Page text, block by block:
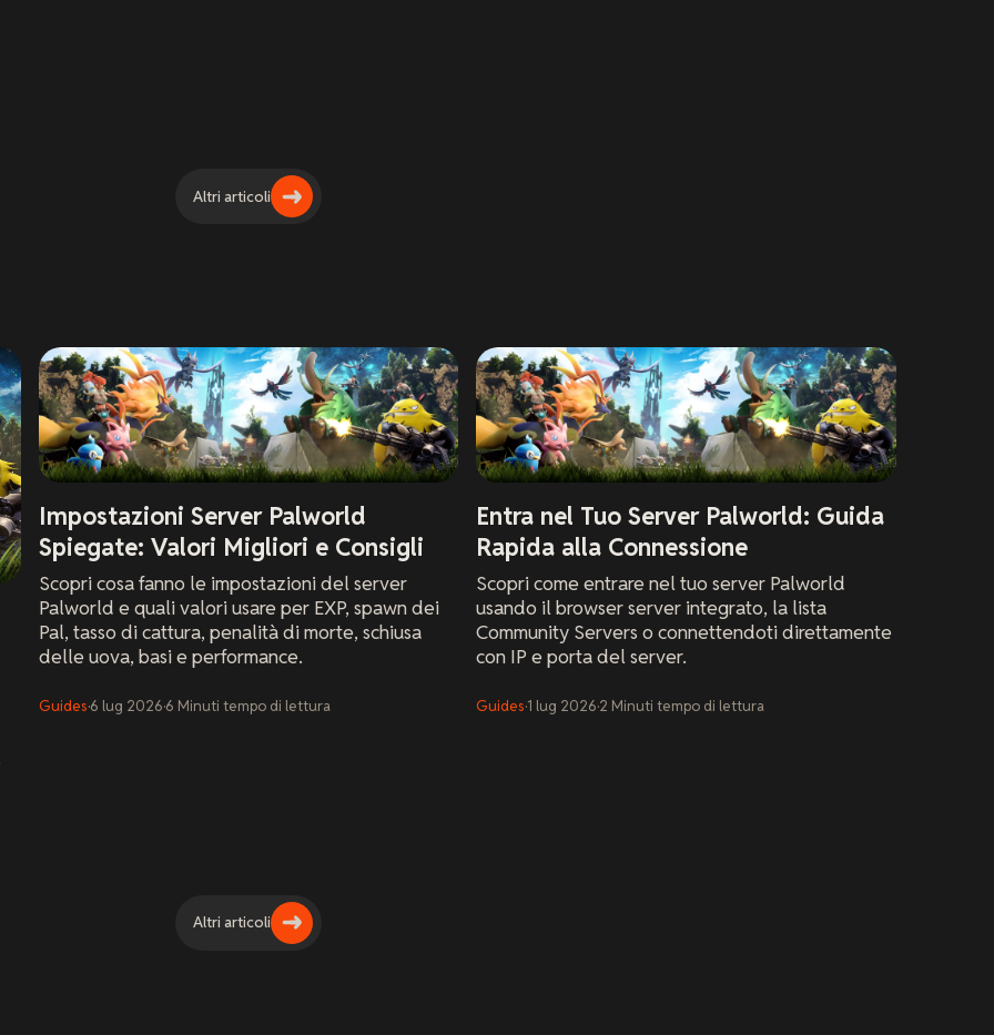
Altri articoli
Impostazioni Server Palworld
Spiegate: Valori Migliori e Consigli
Scopri cosa fanno le impostazioni del server
Palworld e quali valori usare per EXP, spawn dei
Pal, tasso di cattura, penalità di morte, schiusa
delle uova, basi e performance.
Guides·6 lug 2026·6 Minuti tempo di lettura
Entra nel Tuo Server Palworld: Guida
Rapida alla Connessione
Scopri come entrare nel tuo server Palworld
usando il browser server integrato, la lista
Community Servers o connettendoti direttamente
con IP e porta del server.
Guides·1 lug 2026·2 Minuti tempo di lettura
Altri articoli